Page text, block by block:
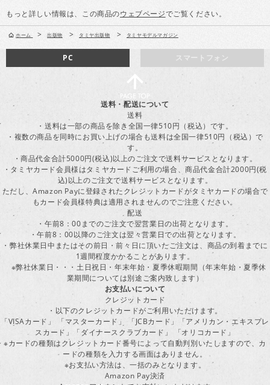
もっと詳しい情報は、この商品のウェブページでご覧ください。
ホーム > 出版物 > タミヤ出版物 > タミヤモデルマガジン
スマートフォン
PC
送料・配送について
送料
・送料は一部の商品を除き全国一律510円（税込）です。
・複数の商品を同時にお買い上げの場合も送料は全国一律510円（税込）で
す。
・商品代金合計5000円(税込)以上のご注文で送料サービスとなります。
・タミヤカード会員様はタミヤカードご利用の場合、商品代金合計2000円(税
込)以上のご注文で送料サービスとなります。
ただし、Amazon Payに登録されたクレジットカードがタミヤカードの場合で
もカード会員様特典は適用されませんのでご注意ください。
配送
・午前8：00までのご注文で翌営業日の出荷となります。
・午前8：00以降のご注文は翌々営業日での出荷となります。
・弊社休業日中またはその前日・前々日に頂いたご注文は、商品の到着までに
1週間程度かかることがあります。
※弊社休業日・・・土日祝日・年末年始・夏季休暇期間（年末年始・夏季休
業期間については別途ご案内致します）
お支払いについて
クレジットカード
・以下のクレジットカードがご利用いただけます。
「VISAカード」 「マスターカード」 「JCBカード」「アメリカン・エキスプレ
スカード」「ダイナースクラブカード」 「オリコカード」
※カードの種類はクレジットカード番号によって自動判別いたしますので、カ
ードの種類を入力する画面はありません。
※お支払い方法は、一括のみとなります。
Amazon Pay決済